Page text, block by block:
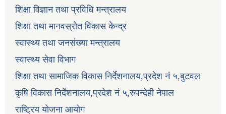
शिक्षा विज्ञान तथा प्रविधि मन्त्रालय
शिक्षा तथा मानवस्रोत विकास केन्द्र
स्वास्थ्य तथा जनसंख्या मन्त्रालय
स्वास्थ्य सेवा विभाग
शिक्षा तथा सामाजिक विकास निर्देशनालय,प्रदेश नं ५,बुटवल
कृषि विकास निर्देशनालय,प्रदेश नं ५,रुपन्देही नेपाल
राष्ट्रिय योजना आयोग